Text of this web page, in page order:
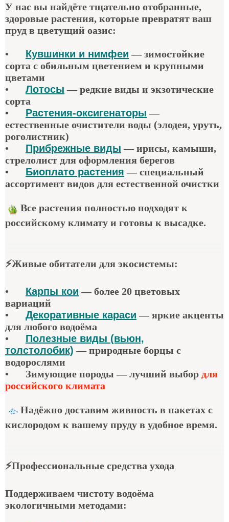
У нас вы найдёте тщательно отобранные,
здоровые растения, которые превратят ваш
пруд в цветущий оазис:
• Кувшинки и нимфеи — зимостойкие
сорта с обильным цветением и крупными
цветами
•
Лотосы — редкие виды и экзотические
сорта
•
Растения-оксигенаторы —
естественные очистители воды (элодея, уруть,
роголистник)
•
Прибрежные виды — ирисы, камыши,
стрелолист для оформления берегов
•
Биоплато растения — специальный
ассортимент видов для естественной очистки
Все растения полностью подходят к
российскому климату и готовы к высадке.
⚡Живые обитатели для экосистемы:
• Карпы кои —более 20 цветовых
вариаций
•
Декоративные караси — яркие акценты
для любого водоёма
•
Полезные виды (вьюн,
толстолобик) —природные борцы с
водорослями
•
Зимующие породы — лучший выбор для
российского климата
Надёжно доставим живность в пакетах с
кислородом к вашему пруду в удобное время.
⚡Профессиональные средства ухода
Поддерживаем чистоту водоёма
экологичными методами: